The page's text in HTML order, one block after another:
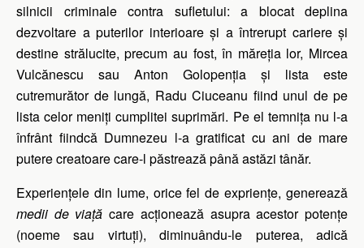
silnicii criminale contra sufletului: a blocat deplina
dezvoltare a puterilor interioare și a întrerupt cariere și
destine strălucite, precum au fost, în măreția lor, Mircea
Vulcănescu sau Anton Golopenția și lista este
cutremurător de lungă, Radu Ciuceanu fiind unul de pe
lista celor meniți cumplitei suprimări. Pe el temnița nu l-a
înfrânt fiindcă Dumnezeu l-a gratificat cu ani de mare
putere creatoare care-l păstrează până astăzi tânăr.
Experiențele din lume, orice fel de expriențe, generează
medii de viață care acționează asupra acestor potențe
(noeme sau virtuți), diminuându-le puterea, adică